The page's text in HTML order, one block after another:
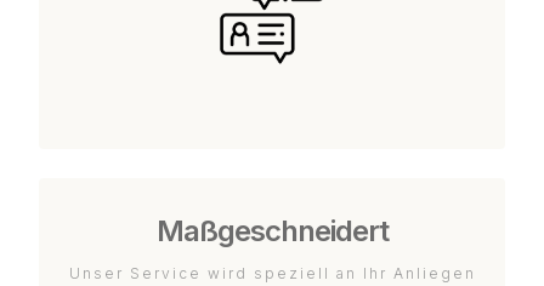
Maßgeschneidert
Unser Service wird speziell an Ihr Anliegen